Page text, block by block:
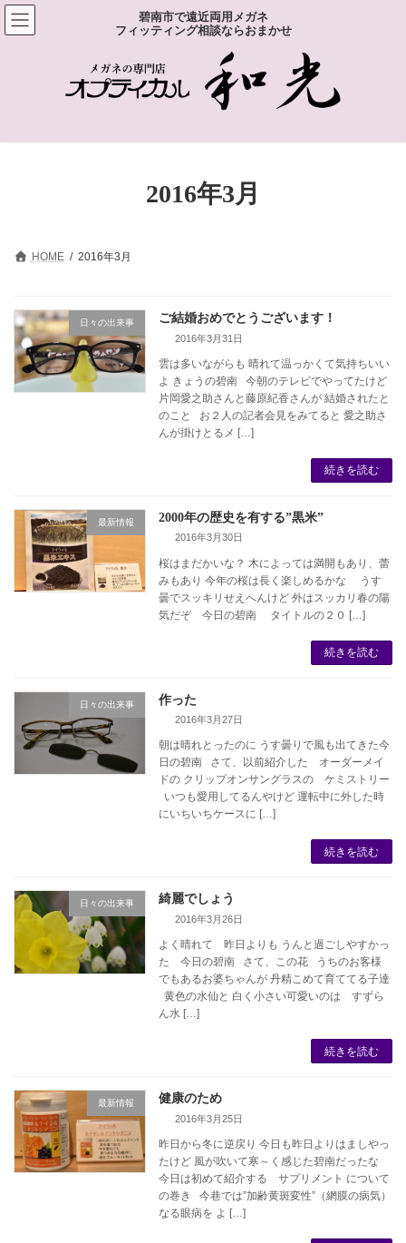
コ
ン
テ
ナ
ビ
ゲ
碧南市で遠近両用メガネ
フィッティング相談ならおまかせ
2016年3月
HOME 2016年3月
日々の出来事 ご結婚おめでとうございます！
2016年3月31日
雲は多いながらも 晴れて温っかくて気持ちいい
よ きょうの碧南 今朝のテレビでやってたけど
片岡愛之助さんと藤原紀香さんが 結婚されたと
のこと お２人の記者会見をみてると 愛之助さ
んが掛けとるメ […]
続きを読む
最新情報 2000年の歴史を有する”黒米”
2016年3月30日
桜はまだかいな？ 木によっては満開もあり、蕾
みもあり 今年の桜は長く楽しめるかな うす
曇でスッキリせえへんけど 外はスッカリ春の陽
気だぞ 今日の碧南 タイトルの２０ […]
続きを読む
日々の出来事 作った
2016年3月27日
朝は晴れとったのに うす曇りで風も出てきた今
日の碧南 さて、以前紹介した オーダーメイ
ドの クリップオンサングラスの ケミストリー
いつも愛用してるんやけど 運転中に外した時
にいちいちケースに […]
続きを読む
日々の出来事 綺麗でしょう
2016年3月26日
よく晴れて 昨日よりも うんと過ごしやすかっ
た 今日の碧南 さて、この花 うちのお客様
でもあるお婆ちゃんが 丹精こめて育ててる子達
黄色の水仙と 白く小さい可愛いのは すずら
ん水 […]
続きを読む
最新情報 健康のため
2016年3月25日
昨日から冬に逆戻り 今日も昨日よりはましやっ
たけど 風が吹いて寒～く感じた碧南だったな
今日は初めて紹介する サプリメント について
の巻き 今巷では”加齢黄斑変性”（網膜の病気）
なる眼病を よ […]